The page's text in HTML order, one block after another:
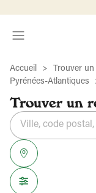
Accueil Trouver
Pyrénées-Atlantiques
Trouver un
Rechercher
établissement
Veuillez
renseigner
une
adresse
{{count}}
résultat(s)
trouvé(s)